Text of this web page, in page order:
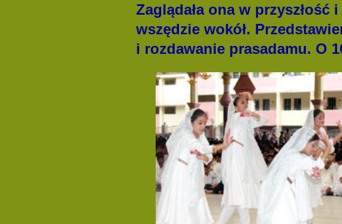
Zaglądała ona w przyszłość
wszędzie wokół.
i rozdawanie prasadamu. O